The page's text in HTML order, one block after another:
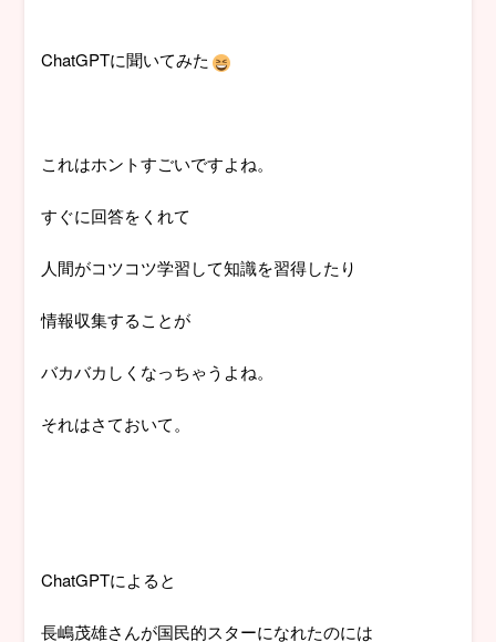
ChatGPTに聞いてみた
これはホントすごいですよね。
すぐに回答をくれて
人間がコツコツ学習して知識を習得したり
情報収集することが
バカバカしくなっちゃうよね。
それはさておいて。
ChatGPTによると
長嶋茂雄さんが国民的スターになれたのには